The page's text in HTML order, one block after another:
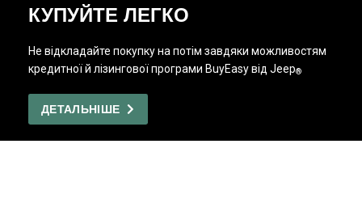
КУПУЙТЕ ЛЕГКО
Не відкладайте покупку на потім завдяки можливостям
кредитної й лізингової програми BuyEasy від Jeep®
ДЕТАЛЬНІШЕ